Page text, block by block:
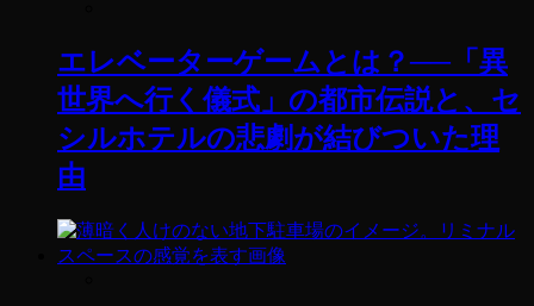
エレベーターゲームとは？──「異
世界へ行く儀式」の都市伝説と、セ
シルホテルの悲劇が結びついた理
由